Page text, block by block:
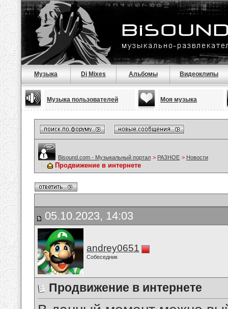
Музыка Dj Mixes Альбомы Видеоклипы
Музыка пользователей Моя музыка
Bisound.com - Музыкальный портал > РАЗНОЕ > Новости
Продвижение в интернете
05.10.2023, 14:03
andrey0651
Собеседник
Продвижение в интернете